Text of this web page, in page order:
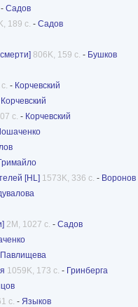
- Садов
189 с. - Садов
806K, 159 с. - Бушков
- Корчевский
Корчевский
с. - Корчевский
[HL] 1573K, 336 с. - Воронов
2M, 1027 с. - Садов
Павлищева
1059K, 173 с. - Гринберга
с. - Языков